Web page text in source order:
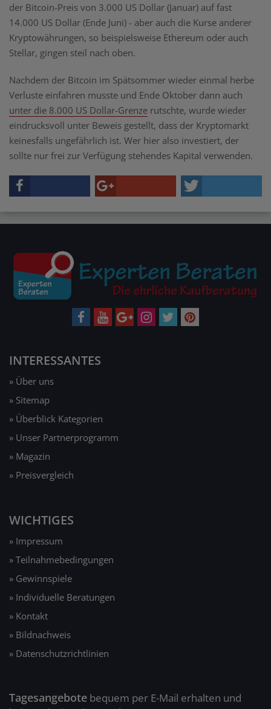
der Bitcoin-Preis von 3.000 US Dollar (Januar) auf fast
14.000 US Dollar (Ende Juni) - aber auch die Kurse anderer
Kryptowährungen, so beispielsweise Ethereum oder auch
Stellar, gingen steil nach oben.
Nachdem der Bitcoin im Spätsommer wieder einmal herbe
Verluste einfahren musste und Ende Oktober dann auch
unter die 8.000 US Dollar-Grenze rutschte, wurde wieder
eindrucksvoll unter Beweis gestellt, dass der Kryptomarkt
keinesfalls ungefährlich ist. Wer hier also investiert, der
sollte nur frei zur Verfügung stehendes Kapital verwenden.
INTERESSANTES
» Über uns
» Sitemap
» Überblick Kategorien
» Unser Partnerprogramm
» Magazin
» Preisvergleich
WICHTIGES
» Impressum
» Teilnahmebedingungen
» Gewinnspiele
» Individuelle Beratungen
» Kontakt
» Bildnachweis
» Datenschutzrichtlinien
Tagesangebote bequem per E-Mail erhalten und